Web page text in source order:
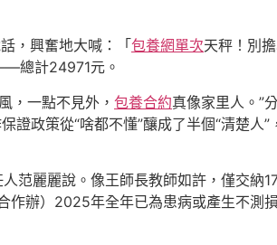
，興奮地大喊：「包養網單次天秤！別
總計24971元。
，一點不見外， 包養合約真像家里人。”
政策從“啥都不懂”釀成了半個“清楚人”
范麗麗說。像王師長教師如許，僅交納
作辦）2025年全年已為患病或產生不測